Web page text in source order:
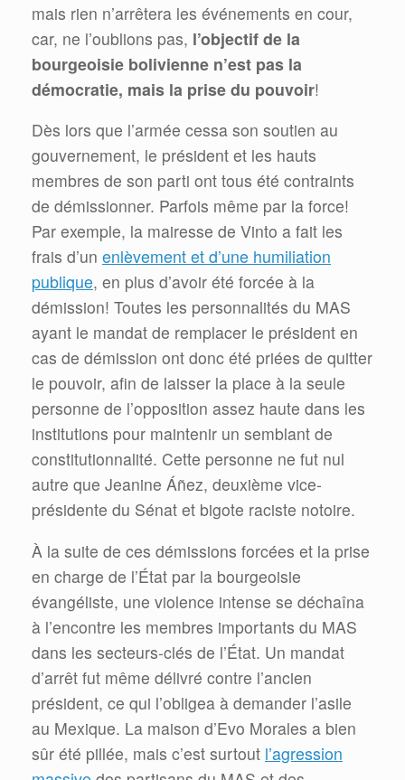
mais rien n’arrêtera les événements en cour,
car, ne l’oublions pas, l’objectif de la
bourgeoisie bolivienne n’est pas la
démocratie, mais la prise du pouvoir!
Dès lors que l’armée cessa son soutien au
gouvernement, le président et les hauts
membres de son parti ont tous été contraints
de démissionner. Parfois même par la force!
Par exemple, la mairesse de Vinto a fait les
frais d’un enlèvement et d’une humiliation
publique, en plus d’avoir été forcée à la
démission! Toutes les personnalités du MAS
ayant le mandat de remplacer le président en
cas de démission ont donc été priées de quitter
le pouvoir, afin de laisser la place à la seule
personne de l’opposition assez haute dans les
institutions pour maintenir un semblant de
constitutionnalité. Cette personne ne fut nul
autre que Jeanine Áñez, deuxième vice-
présidente du Sénat et bigote raciste notoire.
À la suite de ces démissions forcées et la prise
en charge de l’État par la bourgeoisie
évangéliste, une violence intense se déchaîna
à l’encontre les membres importants du MAS
dans les secteurs-clés de l’État. Un mandat
d’arrêt fut même délivré contre l’ancien
président, ce qui l’obligea à demander l’asile
au Mexique. La maison d’Evo Morales a bien
sûr été pillée, mais c’est surtout l’agression